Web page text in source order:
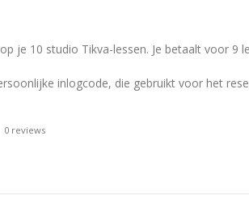
je 10 studio Tikva-lessen. Je betaalt voor 9
inlogcode, die gebruikt voor het
0 reviews